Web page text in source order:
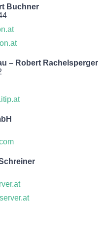
Buchner
– Robert Rachelsperger